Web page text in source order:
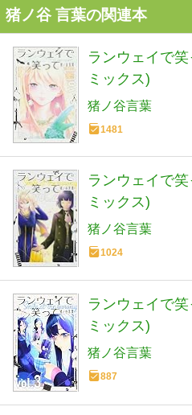
猪ノ谷 言葉の関連本
ランウェイで
ミックス)
猪ノ谷言葉
1481
ランウェイで
ミックス)
猪ノ谷言葉
1024
ランウェイで
ミックス)
猪ノ谷言葉
887